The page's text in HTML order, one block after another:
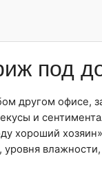
под
другом офисе,
и
хороший